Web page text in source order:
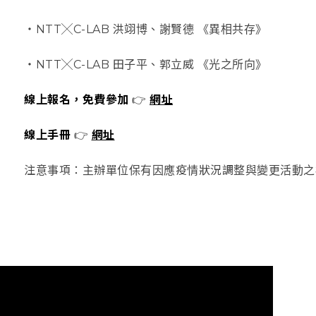
・ NTT╳C-LAB 洪翊博、謝賢德 《異相共存》
・ NTT╳C-LAB 田子平、郭立威 《光之所向》
線上報名，免費參加 👉 網址
線上手冊 👉 網址
注意事項：主辦單位保有因應疫情狀況調整與變更活動